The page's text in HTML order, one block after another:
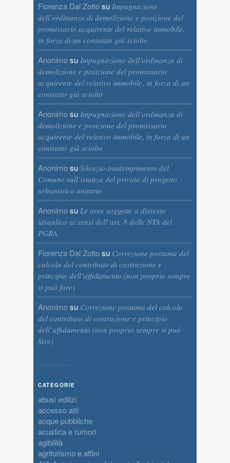
Fiorenza Dal Zottosu Impugnazione
dell’ordinanza di demolizione e posizione del
promissario acquirente del relativo immobile,
in forza di un contratto già sciolto
Anonimosu Impugnazione dell’ordinanza di
demolizione e posizione del promissario
acquirente del relativo immobile, in forza di un
contratto già sciolto
Anonimosu Impugnazione dell’ordinanza di
demolizione e posizione del promissario
acquirente del relativo immobile, in forza di un
contratto già sciolto
Anonimosu Silenzio-inadempimento del
Comune sull’istanza del privato di progetto
urbanistico unitario
Anonimosu Le aree soggette a dissesto
idraulico ai sensi dell’art. 8 delle NTA del
PGRA
Fiorenza Dal Zottosu Correzione postuma del
calcolo del contributo di costruzione e
principio dell’affidamento (non proprio sempre
si può fare)
Anonimosu Correzione postuma del calcolo
del contributo di costruzione e principio
dell’affidamento (non proprio sempre si può
fare)
CATEGORIE
abusi edilizi
accesso atti
acque pubbliche
acustica e rumori
agibilità
agriturismo e affini